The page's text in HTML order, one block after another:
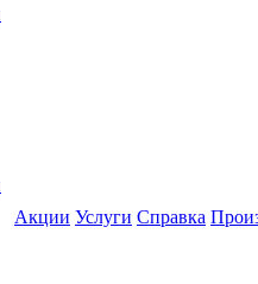
Акции Услуги Справка